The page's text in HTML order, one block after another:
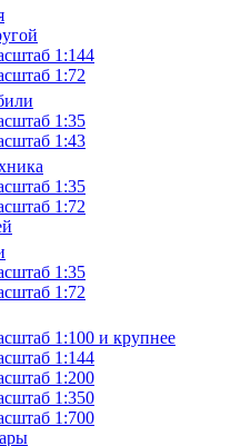
1:144
1:72
1:35
1:43
1:35
1:72
1:35
1:72
1:100 и крупнее
1:144
1:200
1:350
1:700